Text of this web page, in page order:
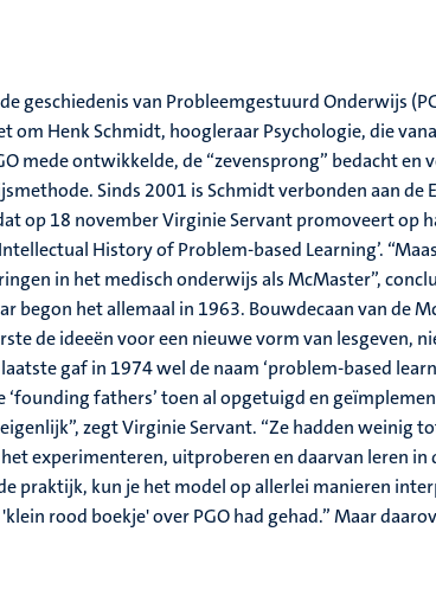
geschiedenis van Probleemgestuurd Onderwijs
om Henk Schmidt, hoogleraar Psychologie, die
mede ontwikkelde, de “zevensprong” bedacht en
Sinds 2001 is Schmidt verbonden aan de
op 18 november Virginie Servant promoveert op
History of Problem-based Learning’.
in het medisch onderwijs als McMaster”,
begon het allemaal in 1963. Bouwdecaan van de
de ideeën voor een nieuwe vorm van lesgeven,
gaf in 1974 wel de naam ‘problem-based
‘founding fathers’ toen al opgetuigd en
zegt Virginie Servant. “Ze hadden weinig
experimenteren, uitproberen en daarvan leren in
praktijk, kun je het model op allerlei manieren
rood boekje' over PGO had gehad.” Maar